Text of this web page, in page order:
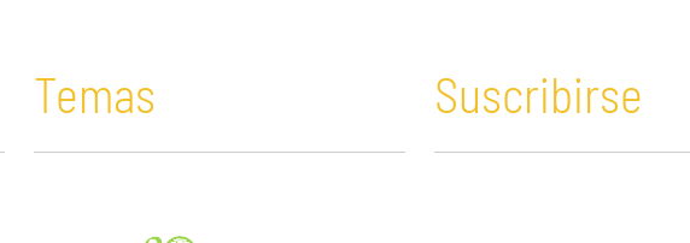
Temas Suscribirse